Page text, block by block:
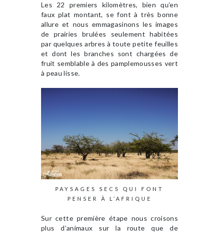
Les 22 premiers kilomètres, bien qu’en
faux plat montant, se font à très bonne
allure et nous emmagasinons les images
de prairies brulées seulement habitées
par quelques arbres à toute petite feuilles
et dont les branches sont chargées de
fruit semblable à des pamplemousses vert
à peau lisse.
PAYSAGES SECS QUI FONT
PENSER À L’AFRIQUE
Sur cette première étape nous croisons
plus d’animaux sur la route que de